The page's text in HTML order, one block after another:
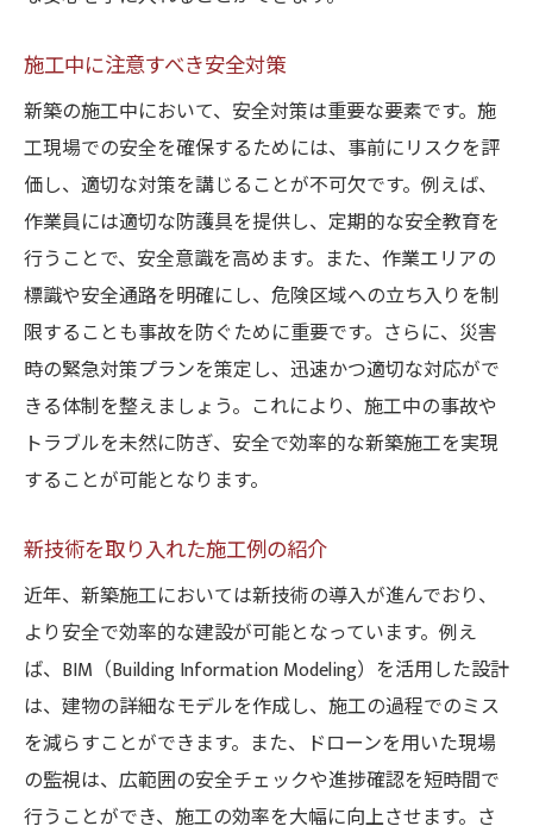
施工中に注意すべき安全対策
新築の施工中において、安全対策は重要な要素です。施
工現場での安全を確保するためには、事前にリスクを評
価し、適切な対策を講じることが不可欠です。例えば、
作業員には適切な防護具を提供し、定期的な安全教育を
行うことで、安全意識を高めます。また、作業エリアの
標識や安全通路を明確にし、危険区域への立ち入りを制
限することも事故を防ぐために重要です。さらに、災害
時の緊急対策プランを策定し、迅速かつ適切な対応がで
きる体制を整えましょう。これにより、施工中の事故や
トラブルを未然に防ぎ、安全で効率的な新築施工を実現
することが可能となります。
新技術を取り入れた施工例の紹介
近年、新築施工においては新技術の導入が進んでおり、
より安全で効率的な建設が可能となっています。例え
ば、BIM（Building Information Modeling）を活用した設計
は、建物の詳細なモデルを作成し、施工の過程でのミス
を減らすことができます。また、ドローンを用いた現場
の監視は、広範囲の安全チェックや進捗確認を短時間で
行うことができ、施工の効率を大幅に向上させます。さ